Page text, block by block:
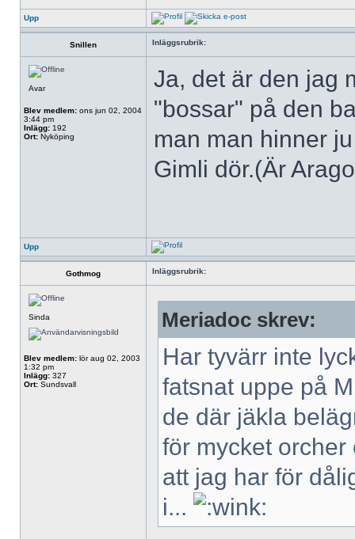
Upp
Snillen Inläggsrubrik:
Avar
Blev medlem: ons jun 02, 2004
3:44 pm
Inlägg: 192
Ort: Nyköping
Ja, det är den jag
"bossar" på den
man man hinner
Gimli dör.(Är
Upp
Gothmog Inläggsrubrik:
Sinda
Blev medlem: lör aug 02, 2003
1:32 pm
Inlägg: 327
Ort: Sundsvall
Meriadoc skrev:
Har tyvärr inte
fatsnat uppe på
de där jäkla
för mycket
att jag har för
i...